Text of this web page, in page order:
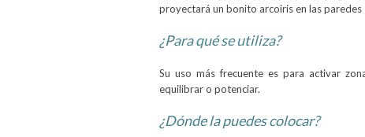
proyectará un bonito arcoiris en las paredes
¿Para qué se utiliza?
Su uso más frecuente es para activar
equilibrar o potenciar.
¿Dónde la puedes colocar?